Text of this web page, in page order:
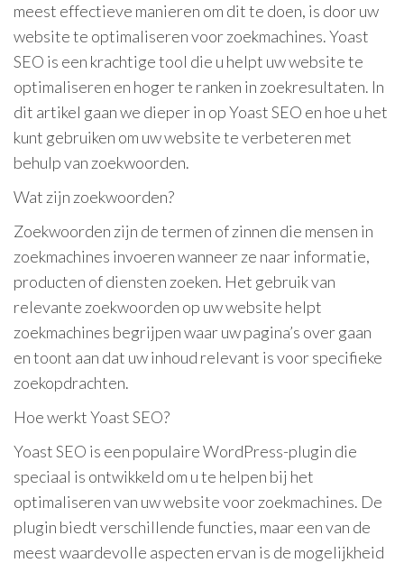
meest effectieve manieren om dit te doen, is door uw
website te optimaliseren voor zoekmachines. Yoast
SEO is een krachtige tool die u helpt uw website te
optimaliseren en hoger te ranken in zoekresultaten. In
dit artikel gaan we dieper in op Yoast SEO en hoe u het
kunt gebruiken om uw website te verbeteren met
behulp van zoekwoorden.
Wat zijn zoekwoorden?
Zoekwoorden zijn de termen of zinnen die mensen in
zoekmachines invoeren wanneer ze naar informatie,
producten of diensten zoeken. Het gebruik van
relevante zoekwoorden op uw website helpt
zoekmachines begrijpen waar uw pagina’s over gaan
en toont aan dat uw inhoud relevant is voor specifieke
zoekopdrachten.
Hoe werkt Yoast SEO?
Yoast SEO is een populaire WordPress-plugin die
speciaal is ontwikkeld om u te helpen bij het
optimaliseren van uw website voor zoekmachines. De
plugin biedt verschillende functies, maar een van de
meest waardevolle aspecten ervan is de mogelijkheid